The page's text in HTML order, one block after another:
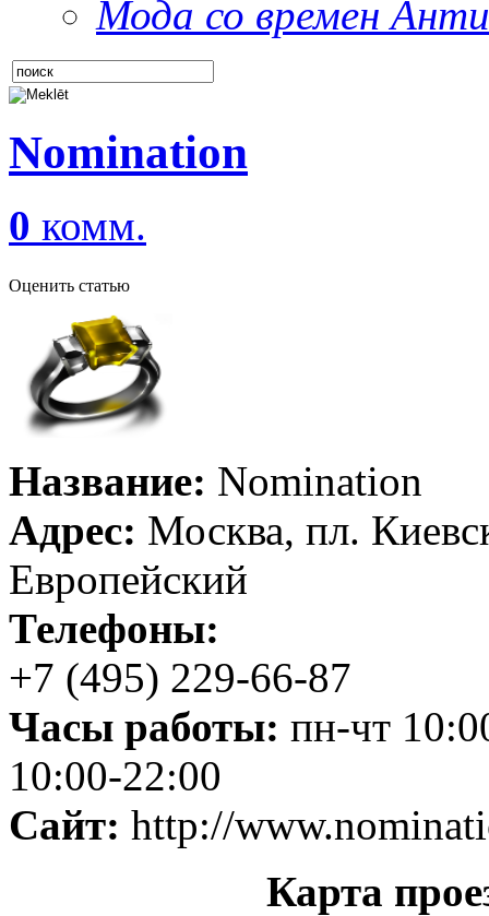
Мода со времен
Nomination
0 комм.
Оценить статью
Название: Nomination
Адрес: Москва, пл.
Европейский
Телефоны:
+7 (495) 229-66-87
Часы работы: пн-чт
10:00-22:00
Сайт: http://
Карта